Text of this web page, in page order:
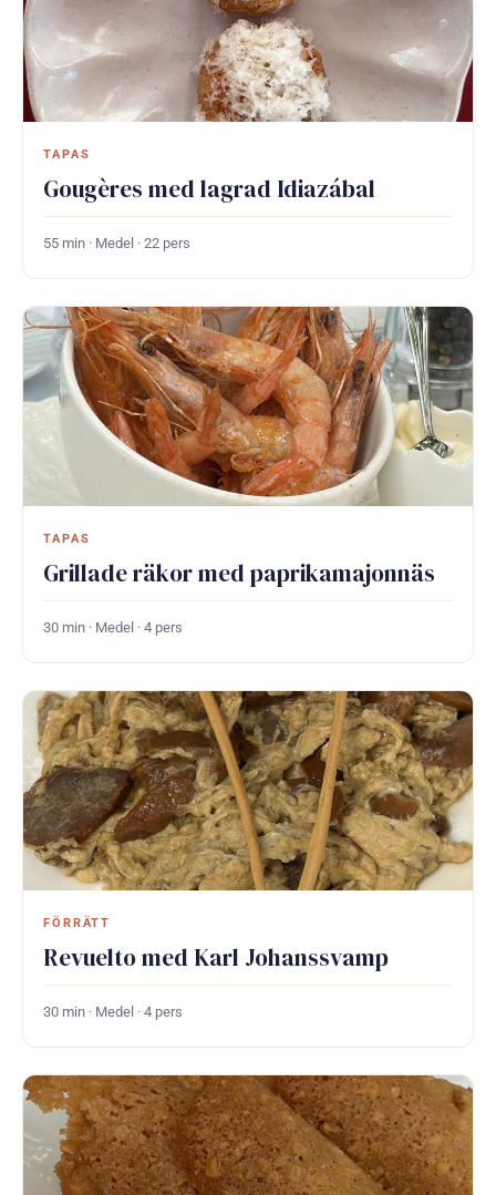
TAPAS
Gougères med lagrad Idiazábal
55 min · Medel · 22 pers
TAPAS
Grillade räkor med paprikamajonnäs
30 min · Medel · 4 pers
FÖRRÄTT
Revuelto med Karl Johanssvamp
30 min · Medel · 4 pers